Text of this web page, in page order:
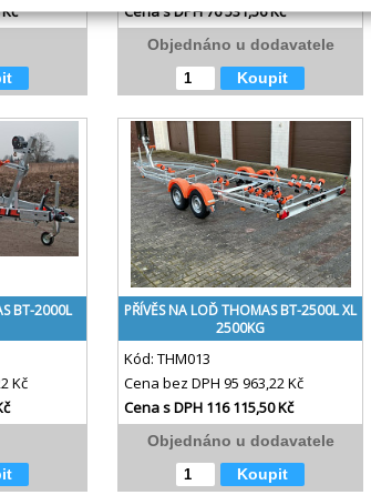
Cena s DPH76 531,56 Kč
Objednáno u dodavatele
Koupit
BT-2000L
Kč
PŘÍVĚS NA LOĎ THOMAS BT-2500L XL
2500KG
Kód: THM013
Cena bez DPH 95 963,22 Kč
Cena s DPH 116 115,50 Kč
Objednáno u dodavatele
Koupit